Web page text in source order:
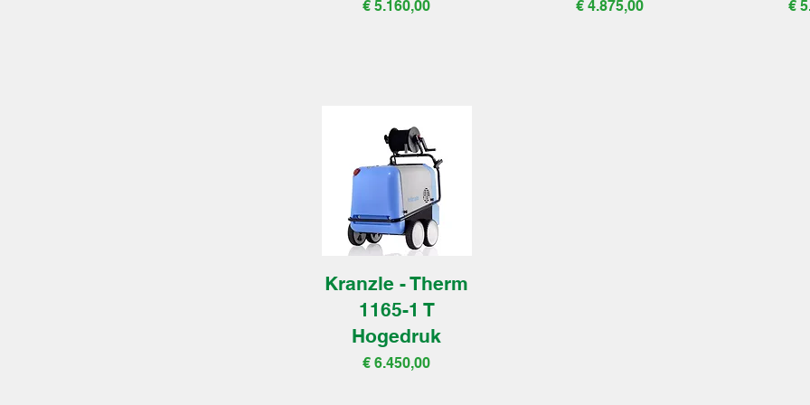
Prijs
€ 5.160,00 Prijs
€ 4.875,00 €
Kranzle - Therm
1165-1 T
Hogedruk
Prijs
€ 6.450,00